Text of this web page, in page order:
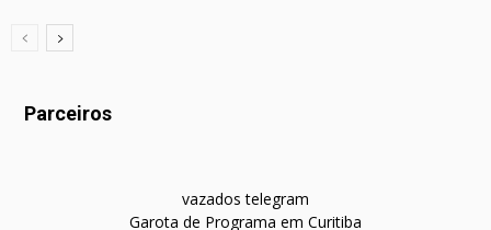
Parceiros
vazados telegram
Garota de Programa em Curitiba